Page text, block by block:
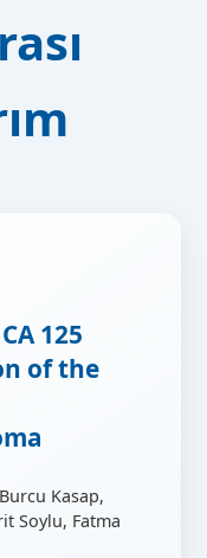
125
of the
Kasap,
Soylu, Fatma